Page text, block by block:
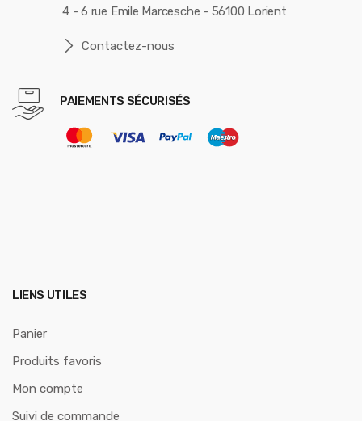
4 - 6 rue Emile Marcesche - 56100 Lorient
Contactez-nous
PAIEMENTS SÉCURISÉS
LIENS UTILES
Panier
Produits favoris
Mon compte
Suivi de commande